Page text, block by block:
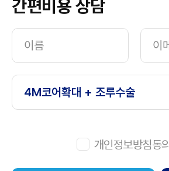
간편비용 상담
개인정보방침동의